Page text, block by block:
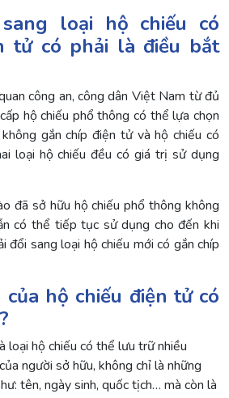
loại hộ chiếu có
tử có phải là điều bắt
công an, công dân Việt Nam từ đủ
hộ chiếu phổ thông có thể lựa chọn
gắn chíp điện tử và hộ chiếu có
loại hộ chiếu đều có giá trị sử dụng
đã sở hữu hộ chiếu phổ thông không
có thể tiếp tục sử dụng cho đến khi
đổi sang loại hộ chiếu mới có gắn chíp
hộ chiếu điện tử có
loại hộ chiếu có thể lưu trữ nhiều
người sở hữu, không chỉ là những
tên, ngày sinh, quốc tịch… mà còn là